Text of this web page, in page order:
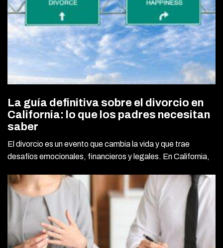
La guía definitiva sobre el divorcio en
California: lo que los padres necesitan
saber
El divorcio es un evento que cambia la vida y que trae
desafíos emocionales, financieros y legales. En California,